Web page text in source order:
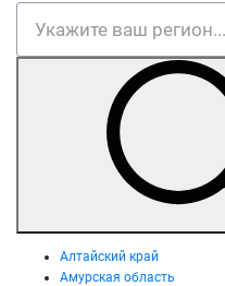
Алтайский край
Амурская область